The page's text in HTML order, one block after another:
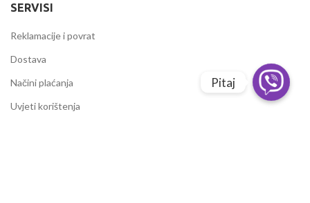
SERVISI
Reklamacije i povrat
Dostava
Načini plaćanja
Uvjeti korištenja
Pitaj